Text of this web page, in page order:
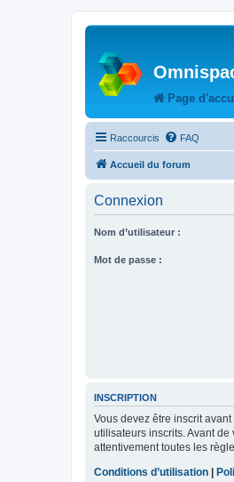
Page
Raccourcis FAQ
Accueil du forum
Connexion
Nom d’utilisateur :
Mot de passe :
INSCRIPTION
Vous devez être inscrit
utilisateurs inscrits. Avant
attentivement toutes les
Conditions d’utilisation |